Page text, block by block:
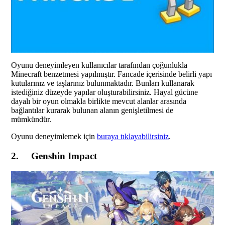
Oyunu deneyimleyen kullanıcılar tarafından çoğunlukla
Minecraft benzetmesi yapılmıştır. Fancade içerisinde belirli yapı
kutularınız ve taşlarınız bulunmaktadır. Bunları kullanarak
istediğiniz düzeyde yapılar oluşturabilirsiniz. Hayal gücüne
dayalı bir oyun olmakla birlikte mevcut alanlar arasında
bağlantılar kurarak bulunan alanın genişletilmesi de
mümkündür.
Oyunu deneyimlemek için buraya tıklayabilirsiniz.
2. Genshin Impact